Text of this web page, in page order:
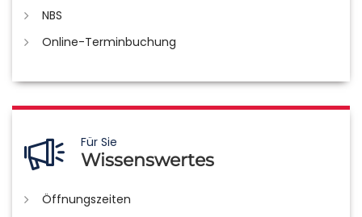
NBS
Online-Terminbuchung
Für Sie
Wissenswertes
Öffnungszeiten